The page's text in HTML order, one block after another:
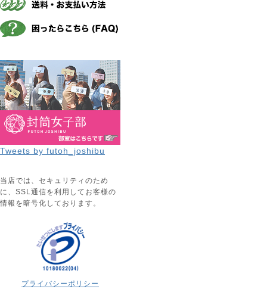
Tweets by futoh_joshibu
当店では、セキュリティのため
に、SSL通信を利用してお客様の
情報を暗号化しております。
プライバシーポリシー